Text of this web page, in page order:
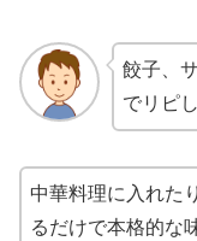
餃子、
でリピ
中華料理に入れた
るだけで本格的な